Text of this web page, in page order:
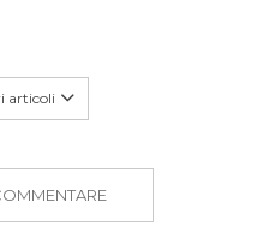
articoli